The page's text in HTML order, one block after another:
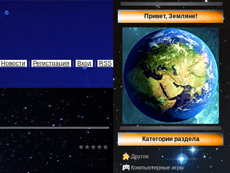
Новости Регистрация Вход | RSS
Привет, Земляне!
Категории раздела
Другое
Компьютерные игры